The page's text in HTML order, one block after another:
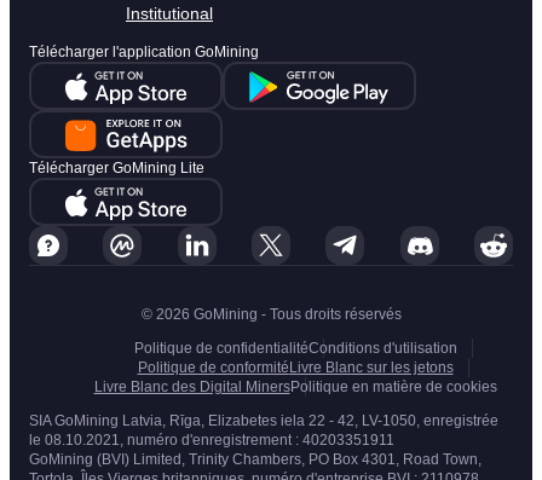
Institutional
Télécharger l'application GoMining
Télécharger GoMining Lite
© 2026 GoMining - Tous droits réservés
Politique de confidentialitéConditions d'utilisation
Politique de conformité Livre Blanc sur les jetons
Livre Blanc des Digital MinersPolitique en matière de cookies
SIA GoMining Latvia, Rīga, Elizabetes iela 22 - 42, LV-1050, enregistrée
le 08.10.2021, numéro d'enregistrement : 40203351911
GoMining (BVI) Limited, Trinity Chambers, PO Box 4301, Road Town,